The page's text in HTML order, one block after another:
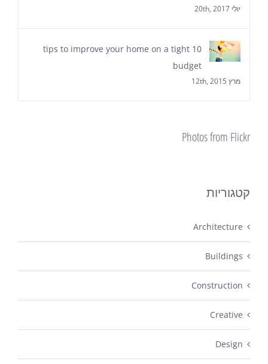
יולי 20th, 2017
10 tips to improve your home on a tight
budget
מרץ 12th, 2015
Photos from Flickr
קטגוריות
Architecture
Buildings
Construction
Creative
Design